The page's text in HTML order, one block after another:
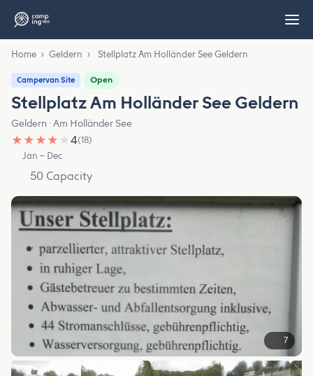
Home › Geldern › Stellplatz Am Holländer See Geldern
Campervan Site Open
Stellplatz Am Holländer See Geldern
Geldern · Am Holländer See
★ ★ ★ ★ ★4(18)
Jan – Dec
50 Capacity
7